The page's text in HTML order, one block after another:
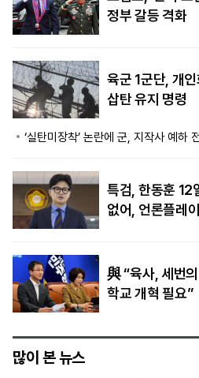
정부 갈등 격화
육군 1군단, 개
삽탄 유지 명령
‘실탄미장착’ 논란에 군, 지작사 예하
특검, 한동훈 12
없어, 언론플레
與 “육사, 세번
학교 개혁 필요”
많이 본 뉴스